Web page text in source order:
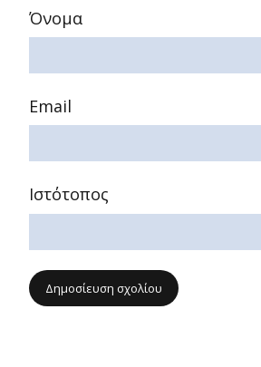
Όνομα
Email
Ιστότοπος